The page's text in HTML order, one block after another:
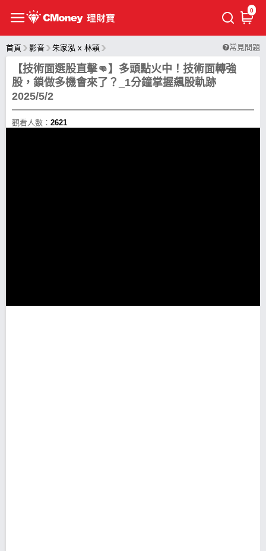
0
首頁 影音 朱家泓 x 林穎 常見問題
【技術面選股直擊👊】多頭點火中！技術面轉強
股，鎖做多機會來了？_1分鐘掌握飆股軌跡
2025/5/2
觀看人數： 2621